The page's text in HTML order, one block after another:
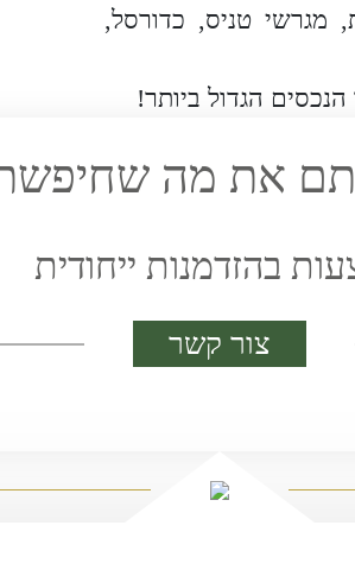
סאונות, מגרשי טניס, כדורסל,
את מה
בהזדמנות ייחודית
צור קשר